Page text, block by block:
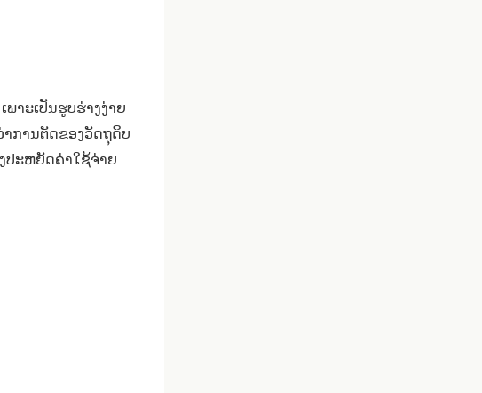
າະເປັນຮູບຮ່າງງ່າຍ
າການຕັດຂອງວັດຖຸດິບ
ປະຫຍັດຄ່າໃຊ້ຈ່າຍ